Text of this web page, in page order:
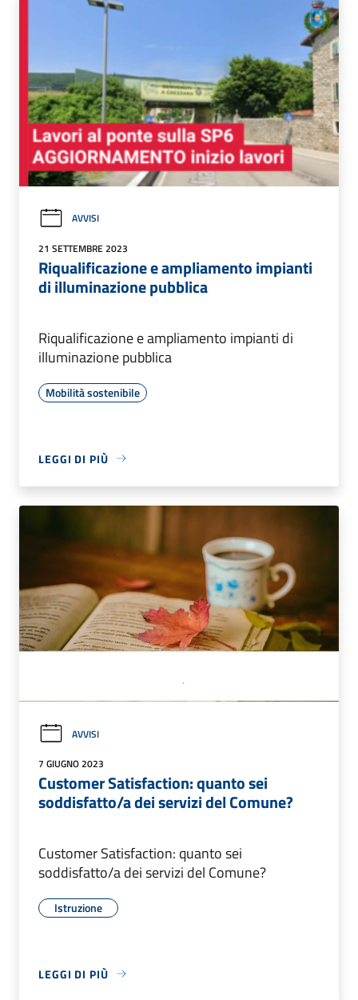
AVVISI
21 SETTEMBRE 2023
Riqualificazione e ampliamento impianti
di illuminazione pubblica
Riqualificazione e ampliamento impianti di
illuminazione pubblica
Mobilità sostenibile
LEGGI DI PIÙ
AVVISI
7 GIUGNO 2023
Customer Satisfaction: quanto sei
soddisfatto/a dei servizi del Comune?
Customer Satisfaction: quanto sei
soddisfatto/a dei servizi del Comune?
Istruzione
LEGGI DI PIÙ